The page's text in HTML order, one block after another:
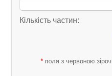
Кількість частин:
* поля з червоною